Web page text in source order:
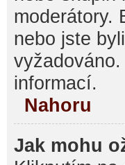
moderátory.
nebo jste
informací.
Nahoru
Jak mohu